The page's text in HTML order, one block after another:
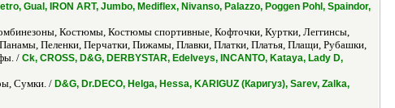
Gual, IRON ART, Jumbo, Mediflex, Nivanso, Palazzo, Poggen Pohl, Spaindor,
Костюмы, Костюмы спортивные, Кофточки, Куртки, Леггинсы,
Пеленки, Перчатки, Пижамы, Плавки, Платки, Платья, Плащи, Рубашки,
/ Ck, CROSS, D&G, DERBYSTAR, Edelveys, INCANTO, Kataya, Lady D,
Сумки. / D&G, Dr.DECO, Helga, Hessa, KARIGUZ (Каригуз), Sarev, Zalka,